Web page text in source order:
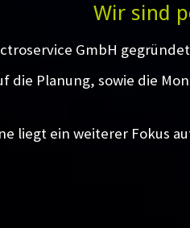
Wir sind
GmbH
die Planung, sowie die
liegt ein weiterer Fokus